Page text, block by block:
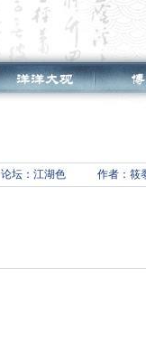
论坛： 江湖色 作者：筱